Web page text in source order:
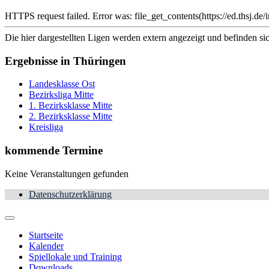
HTTPS request failed. Error was: file_get_contents(https://
Die hier dargestellten Ligen werden extern angezeigt und befinden
Ergebnisse in Thüringen
Landesklasse Ost
Bezirksliga Mitte
1. Bezirksklasse Mitte
2. Bezirksklasse Mitte
Kreisliga
kommende Termine
Keine Veranstaltungen gefunden
Datenschutzerklärung
Startseite
Kalender
Spiellokale und Training